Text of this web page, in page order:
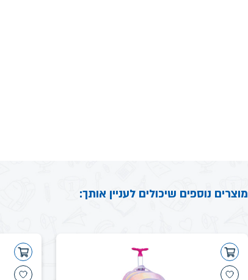
מוצרים נוספים שיכולים לעניין אותך: